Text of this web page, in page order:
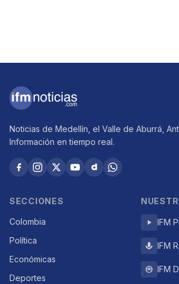
Noticias de Medellín, el Valle de Aburrá,
Información en tiempo real.
SECCIONES
Colombia
Política
Económicas
Deportes
IFM
IFM
IFM